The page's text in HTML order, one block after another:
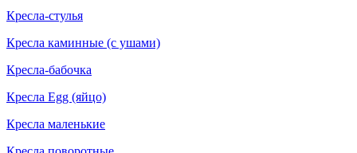
Кресла-стулья
Кресла каминные (с ушами)
Кресла-бабочка
Кресла Egg (яйцо)
Кресла маленькие